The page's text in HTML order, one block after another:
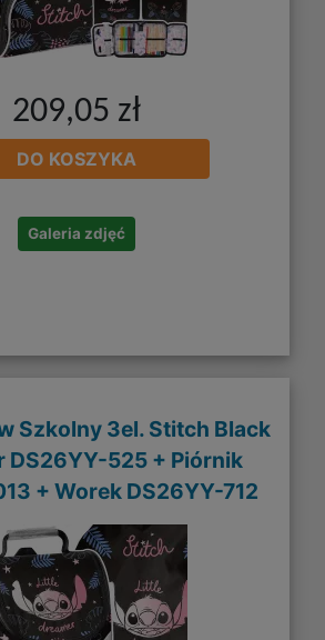
209,05 zł
DO KOSZYKA
Galeria zdjęć
Szkolny 3el. Stitch Black
DS26YY-525 + Piórnik
+ Worek DS26YY-712